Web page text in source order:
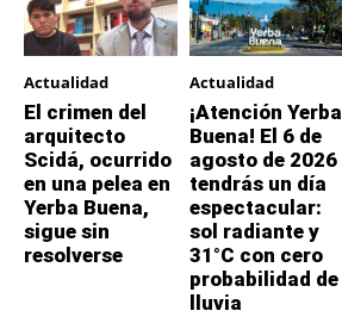
Actualidad
El crimen del
arquitecto
Scidá, ocurrido
en una pelea en
Yerba Buena,
sigue sin
resolverse
Actualidad
¡Atención Yerba
Buena! El 6 de
agosto de 2026
tendrás un día
espectacular:
sol radiante y
31°C con cero
probabilidad de
lluvia